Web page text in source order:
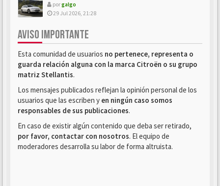
porgalgo
29 Jul 2026, 21:28
AVISO IMPORTANTE
Esta comunidad de usuarios no pertenece, representa o
guarda relación alguna con la marca Citroën o su grupo
matriz Stellantis.
Los mensajes publicados reflejan la opinión personal de los
usuarios que las escriben y en ningún caso somos
responsables de sus publicaciones.
En caso de existir algún contenido que deba ser retirado,
por favor, contactar con nosotros. El equipo de
moderadores desarrolla su labor de forma altruista.